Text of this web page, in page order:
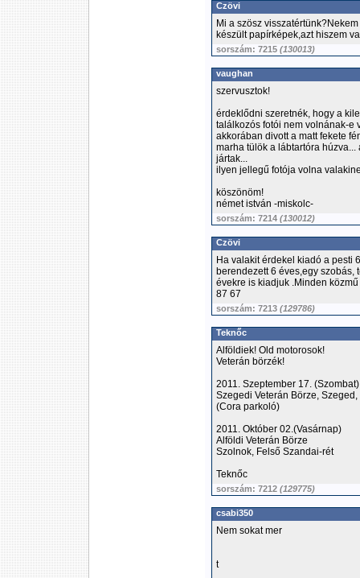
Czövi
Mi a szösz
készült papírképek,azt hiszem
sorszám: 7215 (130013)
vaughan
szervusztok!
érdeklődni szeretnék, hogy a
találkozós fotói nem volnának-e
akkorában divott a matt fekete
marha tülök a lábtartóra
jártak...
ilyen jellegű fotója volna
köszönöm!
német istván -miskolc-
sorszám: 7214 (130012)
Czövi
Ha valakit érdekel kiadó a pesti
berendezett 6 éves,egy szobás,
évekre is kiadjuk .Minden
87 67
sorszám: 7213 (129786)
Teknőc
Alföldiek! Old motorosok!
Veterán börzék!
2011. Szeptember 17. (Szombat)
Szegedi Veterán Börze,
(Cora parkoló)
2011. Október 02.(Vasárnap)
Alföldi Veterán Börze
Szolnok, Felső Szandai-rét
Teknőc
sorszám: 7212 (129775)
csabi350
Nem sokat mer
t